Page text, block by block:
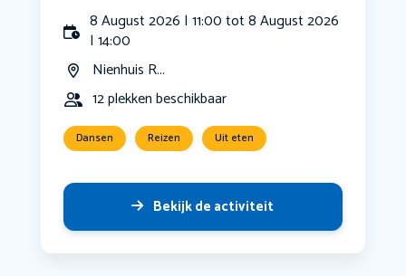
8 August 2026 | 11:00 tot 8 August 2026
| 14:00
Nienhuis R...
12 plekken beschikbaar
Dansen Reizen Uit eten
Bekijk de activiteit